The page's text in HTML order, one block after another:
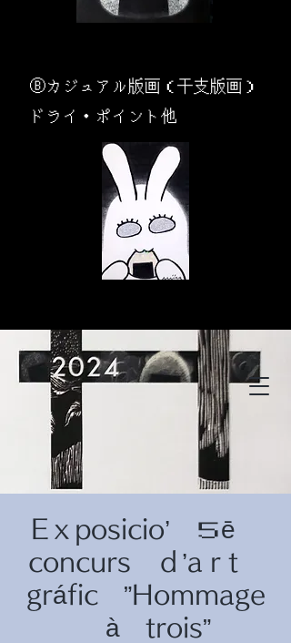
​Ⓑカジュアル版画（干支版画）
ドライ・ポイント他
© Copyright
© Copyright
Eｘposicio’ ５ē
concurs ｄ’aｒt
gráfic ”Hommage
à trois”